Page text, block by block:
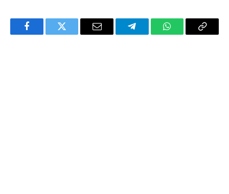
FacebookTwitter Email TelegramWhatsAppCopy